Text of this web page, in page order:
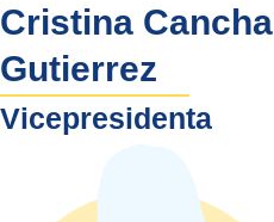
Cristina Cancha
Gutierrez
Vicepresidenta